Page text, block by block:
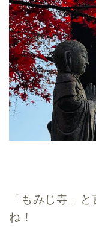
「もみじ寺」
ね！